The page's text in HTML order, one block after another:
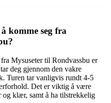
komme seg fra
Mysuseter til Rondvassbu er
deg gjennom den vakre
Turen tar vanligvis rundt 4-5
Det er viktig å være
klær, samt å ha tilstrekkelig